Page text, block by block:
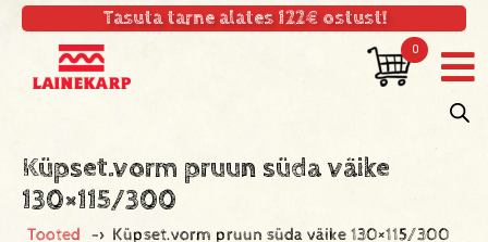
Tasuta tarne alates 122€ ostust!
0
Küpset.vorm pruun süda väike
130×115/300
Tooted -> Küpset.vorm pruun süda väike 130×115/300